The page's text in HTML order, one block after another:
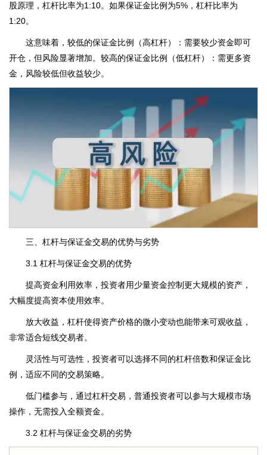
股原理，杠杆比率为1:10。如果保证金比例为5%，杠杆比率为
1:20。
这意味着，较低的保证金比例（高杠杆）：需要较少资金即可
开仓，但风险显著增加。较高的保证金比例（低杠杆）：需更多资
金，风险较低但收益较少。
三、杠杆与保证金交易的优势与劣势
3.1 杠杆与保证金交易的优势
提高资金利用效率，投资者用少量资金控制更大规模的资产，
大幅度提高资本使用效率。
放大收益，杠杆使得资产价格的微小变动也能带来可观收益，
非常适合短线交易者。
灵活性与可选性，投资者可以选择不同的杠杆倍数和保证金比
例，适应不同的交易策略。
低门槛参与，通过杠杆交易，普通投资者可以参与大规模市场
操作，无需投入全额资金。
3.2 杠杆与保证金交易的劣势